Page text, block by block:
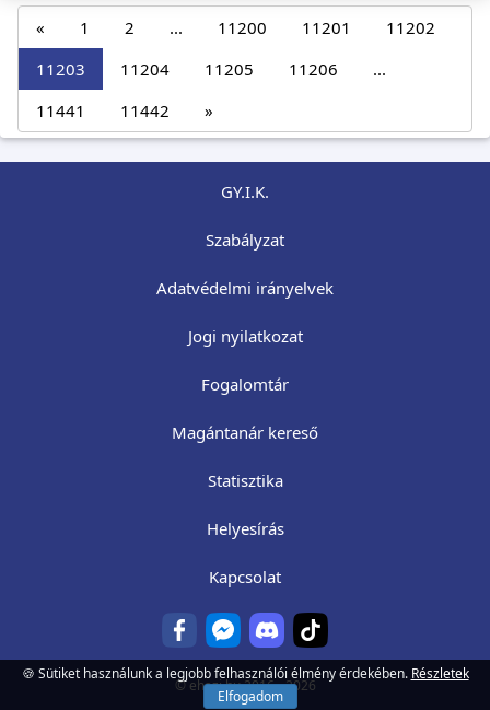
« 1 2 ... 11200 11201
11202
11203
11204 11205 11206
...
11441
11442 »
GY.I.K.
Szabályzat
Adatvédelmi irányelvek
Jogi nyilatkozat
Fogalomtár
Magántanár kereső
Statisztika
Helyesírás
Kapcsolat
©ehazi.hu2016 - 2026
🍪 Sütiket használunk a legjobb felhasználói élmény érdekében. Részletek
Elfogadom